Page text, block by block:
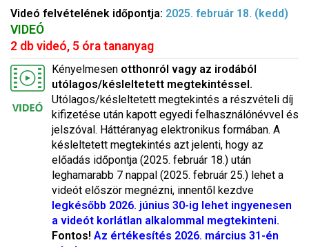
Videó felvételének időpontja: 2025. február 18. (kedd)
VIDEÓ
2 db videó, 5 óra tananyag
Kényelmesen otthonról vagy az irodából
utólagos/késleltetett megtekintéssel.
Utólagos/késleltetett megtekintés a részvételi díj
kifizetése után kapott egyedi felhasználónévvel és
jelszóval. Háttéranyag elektronikus formában. A
késleltetett megtekintés azt jelenti, hogy az
előadás időpontja (2025. február 18.) után
leghamarabb 7 nappal (2025. február 25.) lehet a
videót először megnézni, innentől kezdve
legkésőbb 2026. június 30-ig lehet ingyenesen
a videót korlátlan alkalommal megtekinteni.
Fontos! Az értékesítés 2026. március 31-én